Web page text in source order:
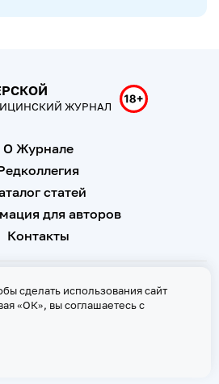
ЖУРНАЛ
О Журнале
статей
для авторов
Контакты
на страницу-первоисточник обязательна
Эл № ФС 77 - 67146 от 16
2016 г
сделать использования сайт
«ОК», вы соглашаетесь с